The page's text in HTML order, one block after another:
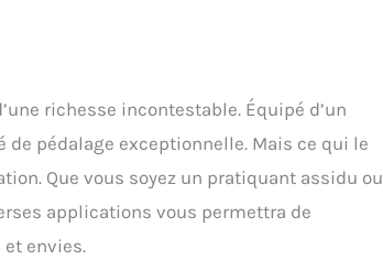
richesse incontestable. Équipé d’un
pédalage exceptionnelle. Mais ce qui le
Que vous soyez un pratiquant assidu ou
applications vous permettra de
envies.